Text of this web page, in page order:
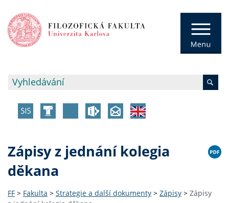
Zápisy z jednání kolegia
děkana
FF > Fakulta > Strategie a další dokumenty > Zápisy > Zápisy